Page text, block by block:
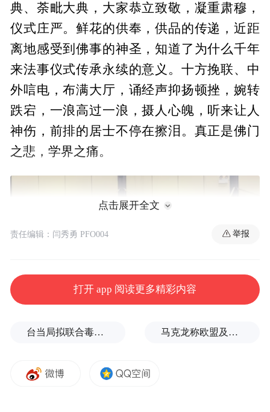
典、荼毗大典，大家恭立致敬，凝重肃穆，
仪式庄严。鲜花的供奉，供品的传递，近距
离地感受到佛事的神圣，知道了为什么千年
来法事仪式传承永续的意义。十方挽联、中
外唁电，布满大厅，诵经声抑扬顿挫，婉转
跌宕，一浪高过一浪，摄人心魄，听来让人
神伤，前排的居士不停在擦泪。真正是佛门
之悲，学界之痛。
当起棺之际，周边的哭泣声传来，灵柩经过
我身边时，看到前方一位法师在拍照，我也
点击展开全文
责任编辑：闫秀勇 PFO004 举报
打开 app 阅读更多精彩内容
台当局拟联合毒油企业放宽致癌物标准，蒋万安：非常离谱 马克龙称欧盟及其伙伴将继续加大对俄施压，扎哈罗娃发声